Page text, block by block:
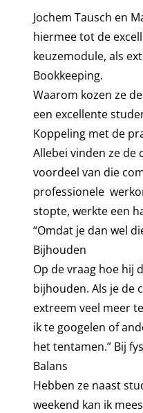
Jochem Tausch en
hiermee tot de
keuzemodule, als
Bookkeeping.
Waarom kozen ze
een excellente
Koppeling met de
Allebei vinden ze de
voordeel van die
professionele
stopte, werkte een
“Omdat je dan wel
Bijhouden
Op de vraag hoe hij
bijhouden. Als je de
extreem veel meer
ik te googelen of
het tentamen.” Bij
Balans
Hebben ze naast
weekend kan ik